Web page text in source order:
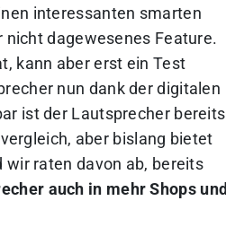
interessanten smarten
dagewesenes Feature.
kann aber erst ein Test
nun dank der digitalen
ist der Lautsprecher bereits
aber bislang bietet
wir raten davon ab, bereits
auch in mehr Shops und